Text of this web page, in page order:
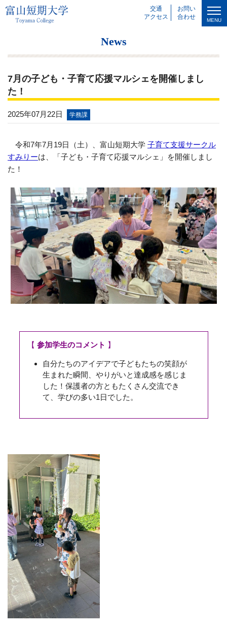
交通
アクセス
お問い
合わせ
MENU
News
7月の子ども・子育て応援マルシェを開催しまし
た！
2025年07月22日 学務課
令和7年7月19日（土）、富山短期大学 子育て支援サークル
すみりーは、「子ども・子育て応援マルシェ」を開催しまし
た！
【 参加学生のコメント 】
自分たちのアイデアで子どもたちの笑顔が
生まれた瞬間、やりがいと達成感を感じま
した！保護者の方ともたくさん交流でき
て、学びの多い1日でした。